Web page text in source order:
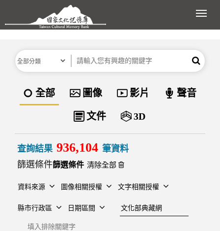
跳到主要內容區塊
展
分類 關鍵字 搜尋
資料類型
全部 圖像 影片 聲音
文件 3D
查詢結果 936,104 筆資料
篩選條件
清除全部
資料來源 圖像相關授權 文字相關授權
縣市行政區 日期區間
建檔單位
排除關鍵字